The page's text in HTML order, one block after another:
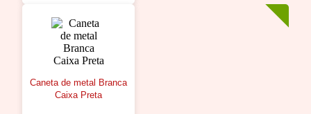
Caneta de metal Branca
Caixa Preta